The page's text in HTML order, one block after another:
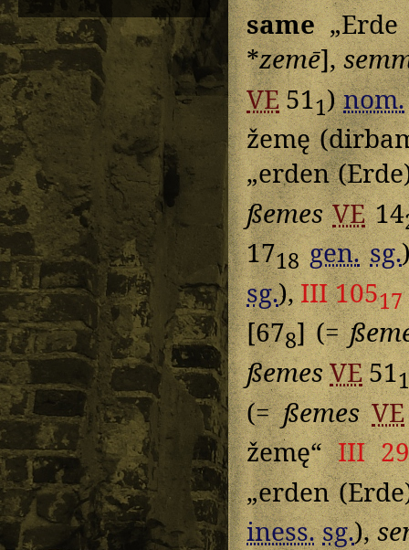
same„Erde
*zemē],
VE511)nom.
žemę
„erden
ßemes VE14
1718 gen. sg.
sg.),III 10517
[678] (=
ßemesVE51
(=ßemes VE
žemę“III 29
„erden
iness. sg.),